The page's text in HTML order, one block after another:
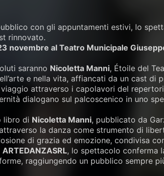
con gli appuntamenti estivi, lo
rinnovato.
novembre al Teatro Municipale
saranno Nicoletta Manni, Étoile del
e nella vita, affiancati da un cast di
attraverso i capolavori del
dialogano sul palcoscenico in uno
libro di Nicoletta Manni, pubblicato da
la danza come strumento di
di grazia ed emozione, condivisa
ARTEDANZASRL, lo spettacolo conferma
raggiungendo un pubblico sempre